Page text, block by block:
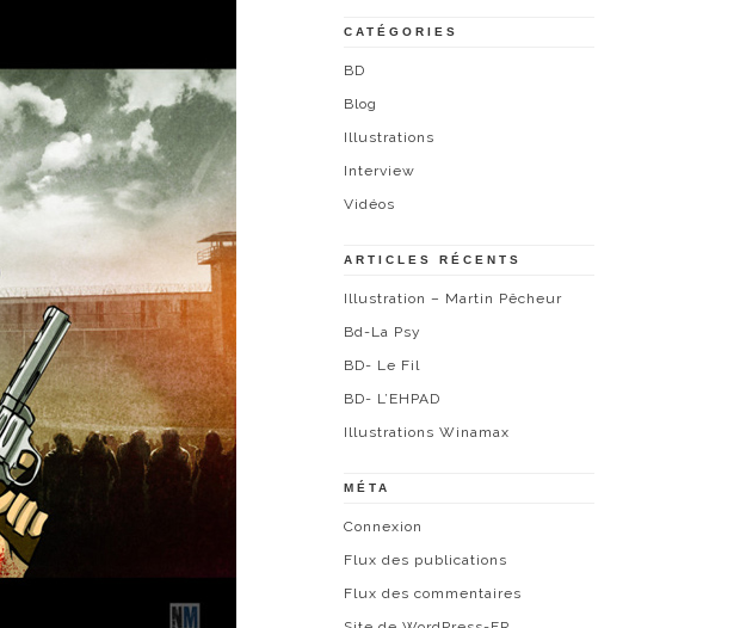
CATÉGORIES
BD
Blog
Illustrations
Interview
Vidéos
ARTICLES RÉCENTS
Illustration – Martin Pêcheur
Bd-La Psy
BD- Le Fil
BD- L’EHPAD
Illustrations Winamax
MÉTA
Connexion
Flux des publications
Flux des commentaires